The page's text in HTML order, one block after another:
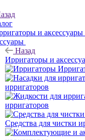
Назад
Ирригаторы и
ирригаторов
ирригаторов
Средства для чистки